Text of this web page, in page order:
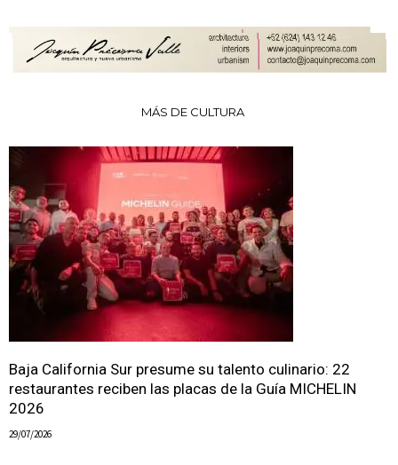
MÁS DE CULTURA
Baja California Sur presume su talento culinario: 22
restaurantes reciben las placas de la Guía MICHELIN
2026
29/07/2026